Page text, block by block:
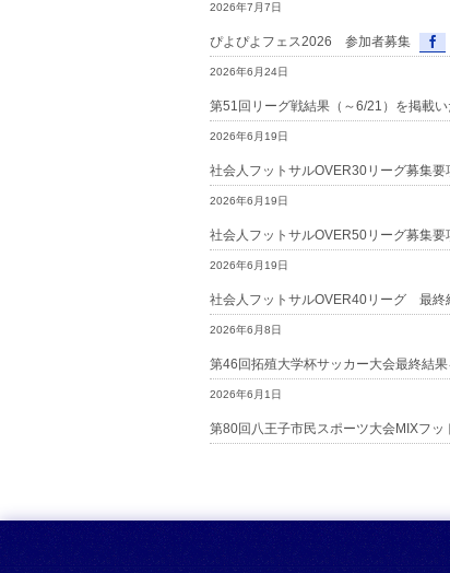
2026年7月7日
ぴよぴよフェス2026 参加者募集
2026年6月24日
第51回リーグ戦結果（～6/21）を掲載い
2026年6月19日
社会人フットサルOVER30リーグ募集要
2026年6月19日
社会人フットサルOVER50リーグ募集要
2026年6月19日
社会人フットサルOVER40リーグ 最終
2026年6月8日
第46回拓殖大学杯サッカー大会最終結果
2026年6月1日
第80回八王子市民スポーツ大会MIXフ